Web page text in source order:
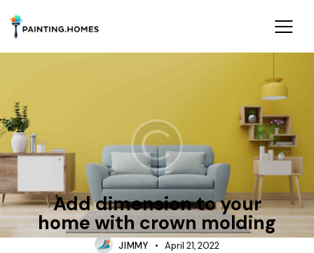
INTERIOR
Add dimension to your
home with crown molding
JIMMY April 21, 2022